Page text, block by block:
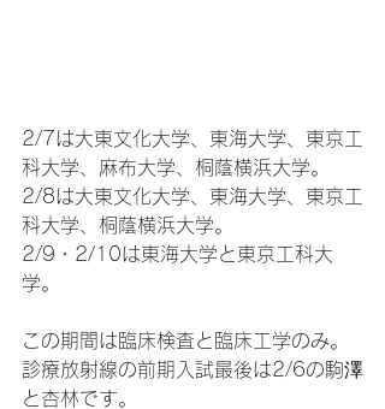
2/7は大東文化大学、東海大学、東京工
科大学、麻布大学、桐蔭横浜大学。
2/8は大東文化大学、東海大学、東京工
科大学、桐蔭横浜大学。
2/9・2/10は東海大学と東京工科大
学。
この期間は臨床検査と臨床工学のみ。
診療放射線の前期入試最後は2/6の駒澤
と杏林です。